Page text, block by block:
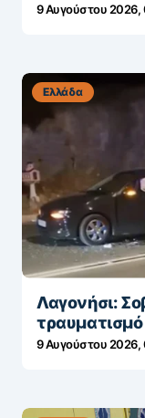
9 Αυγούστου 2026,
Ελλάδα
Λαγονήσι:
9 Αυγούστου 2026,